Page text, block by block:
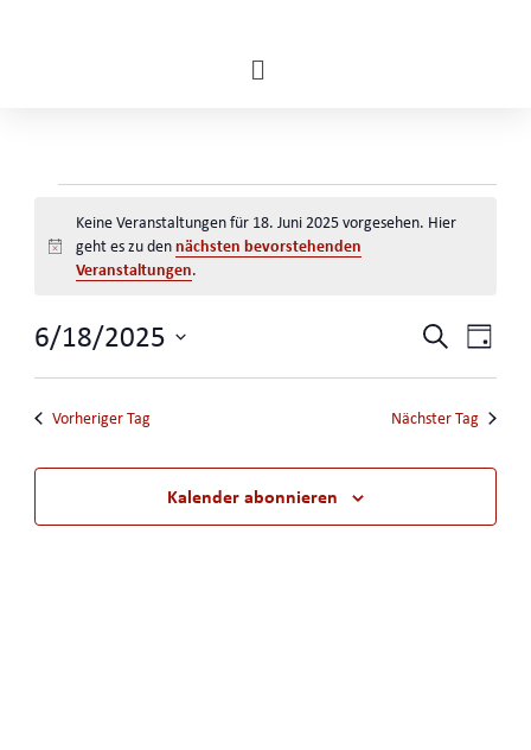
VERANSTALTUNGEN
FÜR
18.
JUNI
2025
Hinweis
Keine Veranstaltungen für 18. Juni 2025 vorgesehen. Hier
geht es zu dennächsten bevorstehenden
Veranstaltungen.
UND
SucheTag
6/18/2025
Datum
wählen.
Vorheriger Tag Nächster Tag
Kalender abonnieren